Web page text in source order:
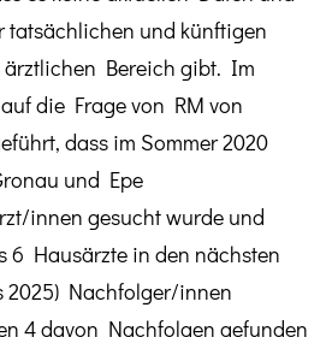
tatsächlichen und künftigen
ärztlichen Bereich gibt. Im
die Frage von RM von
dass im Sommer 2020
und Epe
innen gesucht wurde und
6 Hausärzte in den nächsten
2025) Nachfolger/innen
4 davon Nachfolgen gefunden